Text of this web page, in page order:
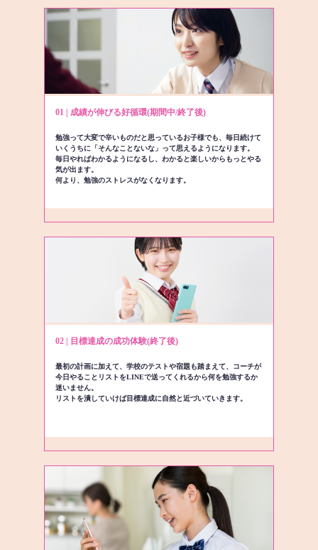
01 | 成績が伸びる好循環(期間中/終了後)
勉強って大変で辛いものだと思っているお子様でも、毎日続けて
いくうちに「そんなことないな」って思えるようになります。
毎日やればわかるようになるし、わかると楽しいからもっとやる
気が出ます。
何より、勉強のストレスがなくなります。
02 | 目標達成の成功体験(終了後)
最初の計画に加えて、学校のテストや宿題も踏まえて、コーチが
今日やることリストをLINEで送ってくれるから何を勉強するか
迷いません。
リストを潰していけば目標達成に自然と近づいていきます。